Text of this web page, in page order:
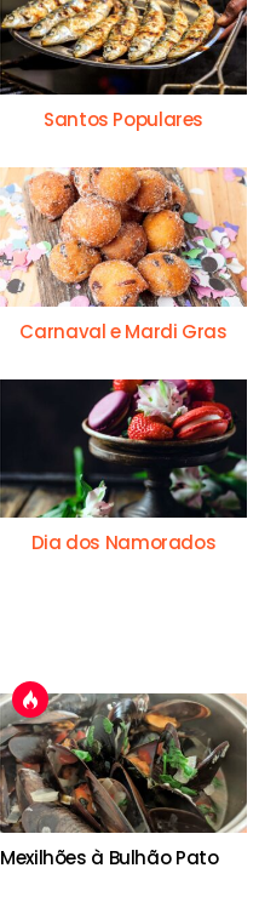
Santos Populares
Carnaval e Mardi Gras
Dia dos Namorados
Mexilhões à Bulhão Pato